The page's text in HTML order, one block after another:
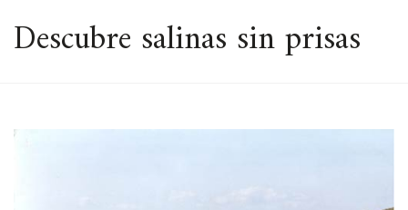
ESPACIO
Descubre salinas sin prisas